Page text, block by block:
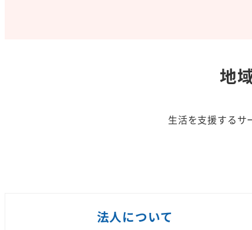
地
生活を支援するサ
法人について